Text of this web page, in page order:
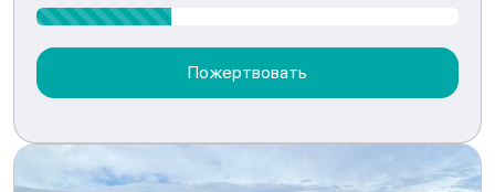
Пожертвовать